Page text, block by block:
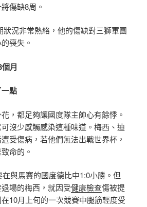
傷缺8周。
狀況非常熱絡，他的傷缺對三獅軍團
喪失。
月
點
，都足夠讓國度隊主帥心有餘悸。
沒少感觸感染這種味道。梅西、迪
受傷病，若他們無法出戰世界杯，
命的。
在與馬賽的國度德比中1:0小勝。但
場的梅西，就因受健康檢查傷被提
10月上旬的一次競賽中腿筋輕度受